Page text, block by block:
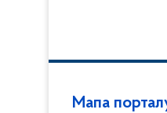
Мапа